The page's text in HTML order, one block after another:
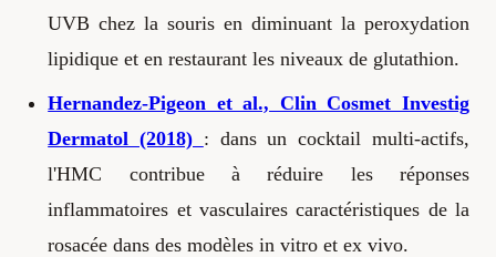
UVB chez la souris en diminuant la peroxydation
lipidique et en restaurant les niveaux de glutathion.
Hernandez-Pigeon et al., Clin Cosmet Investig
Dermatol (2018) : dans un cocktail multi-actifs,
l'HMC contribue à réduire les réponses
inflammatoires et vasculaires caractéristiques de la
rosacée dans des modèles in vitro et ex vivo.